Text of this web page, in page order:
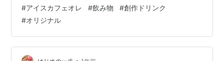
#アイスカフェオレ #飲み物 #創作ドリンク
#オリジナル